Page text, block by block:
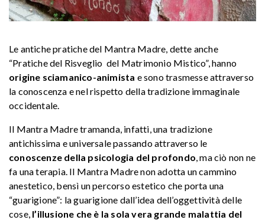
Le antiche pratiche del Mantra Madre, dette anche
“Pratiche del Risveglio del Matrimonio Mistico”, hanno
origine sciamanico-animista e sono trasmesse attraverso
la conoscenza e nel rispetto della tradizione immaginale
occidentale.
Il Mantra Madre tramanda, infatti, una tradizione
antichissima e universale passando attraverso le
conoscenze della psicologia del profondo, ma ciò non ne
fa una terapia. Il Mantra Madre non adotta un cammino
anestetico, bensì un percorso estetico che porta una
“guarigione”: la guarigione dall’idea dell’oggettività delle
cose, l’illusione che è la sola vera grande malattia del